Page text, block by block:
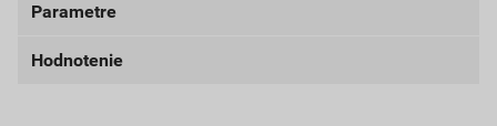
bez DPH za bal.
Bezpečnostné listy (externí)
Dokumenty Weber
Parametre
farba
Hodnotenie